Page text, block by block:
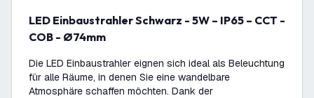
LED Einbaustrahler Schwarz - 5W – IP65 – CCT -
COB - Ø74mm
Die LED Einbaustrahler eignen sich ideal als Beleuchtung
für alle Räume, in denen Sie eine wandelbare
Atmosphäre schaffen möchten. Dank der